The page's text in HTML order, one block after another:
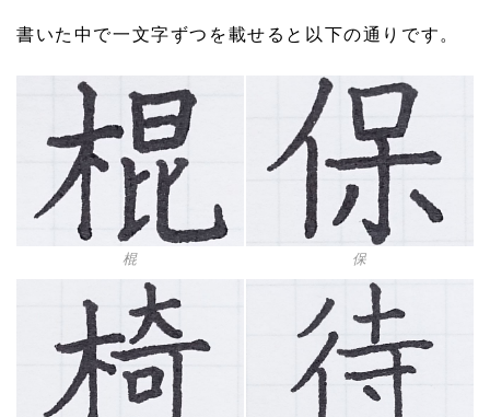
書いた中で一文字ずつを載せると以下の通りです。
棍 保